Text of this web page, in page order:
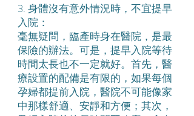
3. 身體沒有意外情況時，不宜提早
入院：
毫無疑問，臨產時身在醫院，是最
保險的辦法。可是，提早入院等待
時間太長也不一定就好。首先，醫
療設置的配備是有限的，如果每個
孕婦都提前入院，醫院不可能像家
中那樣舒適、安靜和方便；其次，